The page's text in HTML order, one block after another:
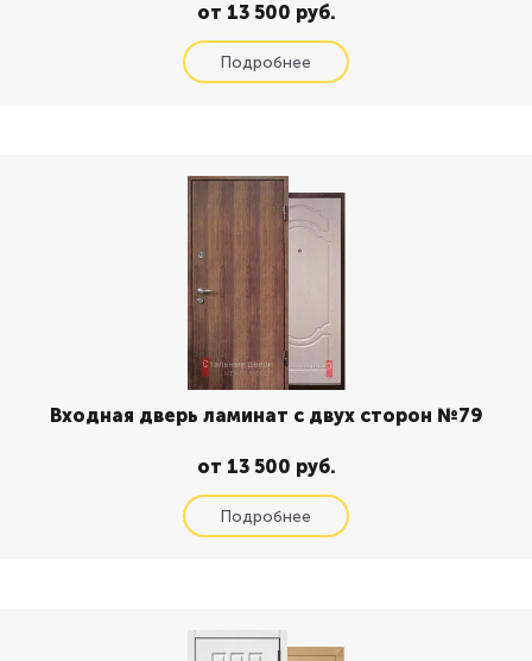
от 13 500 руб.
Входная дверь ламинат с двух сторон №79
от 13 500 руб.